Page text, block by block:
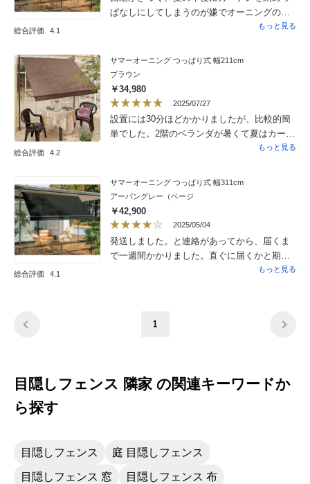
総合評価 4.1
ぱなしにしてしまうのが嫌でオーニングの導
入を決意。作りは丈夫で、安っぽさもない。
要に暗くならない。3m幅のものを購入し、最
初の取り付け時は2人で行ったが、微調整は1
人でも可能。不要かもしれないが、床と天井
面の設置部分に耐候性の強いラバーをカット
して使用。毎日出し入れするのが若干億劫な
ので、電動ドライバーなどで開閉ができるよ
うな仕組みになっているとありがたい。
もっと見る
総合評価 4.2
サマーオーニング つっぱり式 幅211cm
ブラウン
￥34,980
2025/07/27
設置には30分ほどかかりましたが、比較的簡
単でした。2階のベランダが暑くて夏はカーテ
ンを締め切らないといけなかったのですが、
もっと早く買っておけば良かったと思いまし
た。
もっと見る
総合評価 4.1
サマーオーニング つっぱり式 幅311cm
アーバングレー（ベージ
￥42,900
2025/05/04
発送しました。と連絡があってから、届くま
で一週間かかりました。直ぐに届くかと期待
したので気持ち悪かった。で、実際のところ3
もっと見る
1
目隠しフェンス 隣家 の関連キーワードか
ら探す
目隠しフェンス 庭 目隠しフェンス
目隠しフェンス 窓 目隠しフェンス 布